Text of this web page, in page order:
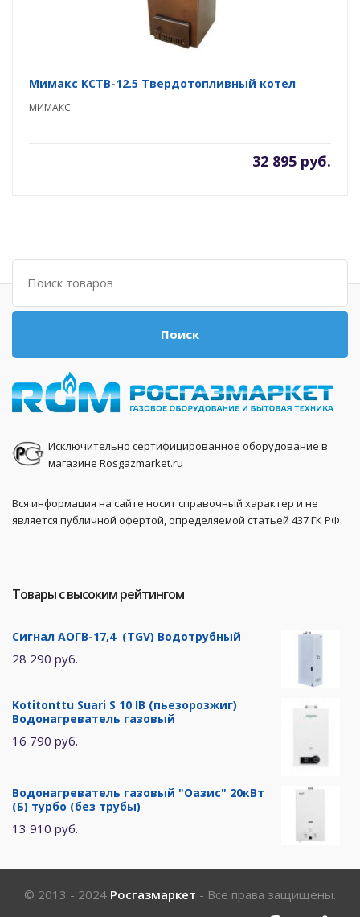
Мимакс КСТВ-12.5 Твердотопливный котел
МИМАКС
32 895 руб.
Поиск
Поиск
Исключительно сертифицированное оборудование в
магазине Rosgazmarket.ru
Вся информация на сайте носит справочный характер и не
является публичной офертой, определяемой статьей 437 ГК РФ
Товары с высоким рейтингом
Сигнал АОГВ-17,4 (TGV) Водотрубный
28 290 руб.
Kotitonttu Suari S 10 IB (пьезорозжиг)
Водонагреватель газовый
16 790 руб.
Водонагреватель газовый "Оазис" 20кВт
(Б) турбо (без трубы)
13 910 руб.
© 2013 - 2024 Росгазмаркет - Все права защищены.